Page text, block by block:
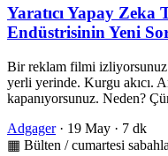
Yaratıcı Yapay Zeka
Endüstrisinin Yeni
Bir reklam filmi
yerli yerinde. Kurgu akıcı.
kapanıyorsunuz. Neden?
Adgager · 19 May · 7 dk
▦ Bülten / cumartesi